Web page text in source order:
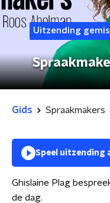
Uitzending
Gids Spraakmakers
Speel uitzending
Ghislaine Plag
de dag.